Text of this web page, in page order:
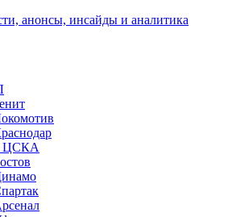
анонсы, инсайды и аналитика